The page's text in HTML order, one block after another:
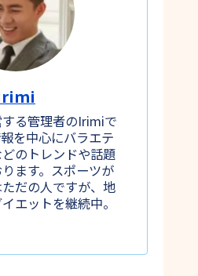
る管理者のIrimiで
を中心にバラエテ
のトレンドや話題
ます。スポーツが
だの人ですが、地
エットを継続中。